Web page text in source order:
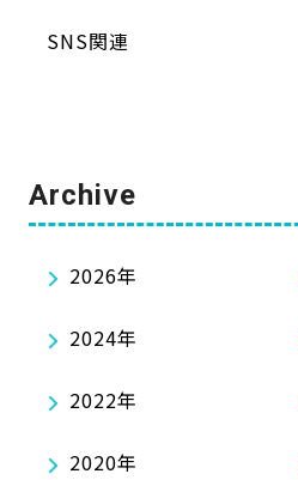
SNS関連
Archive
2026年
2024年
2022年
2020年